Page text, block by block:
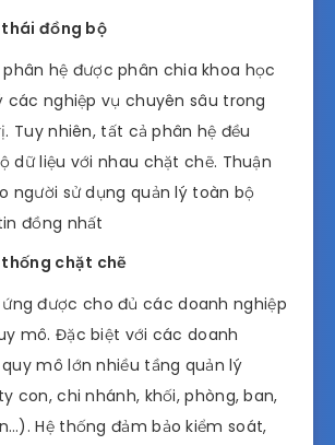
thái đồng bộ
hệ được phân chia khoa học
các nghiệp vụ chuyên sâu trong
Tuy nhiên, tất cả phân hệ đều
dữ liệu với nhau chặt chẽ. Thuận
người sử dụng quản lý toàn bộ
đồng nhất
thống chặt chẽ
được cho đủ các doanh nghiệp
mô. Đặc biệt với các doanh
mô lớn nhiều tầng quản lý
con, chi nhánh, khối, phòng, ban,
Hệ thống đảm bảo kiểm soát,